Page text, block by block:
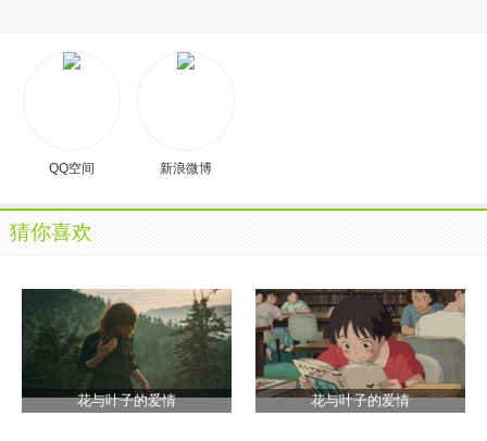
QQ空间 新浪微博
猜你喜欢
花与叶子的爱情 花与叶子的爱情